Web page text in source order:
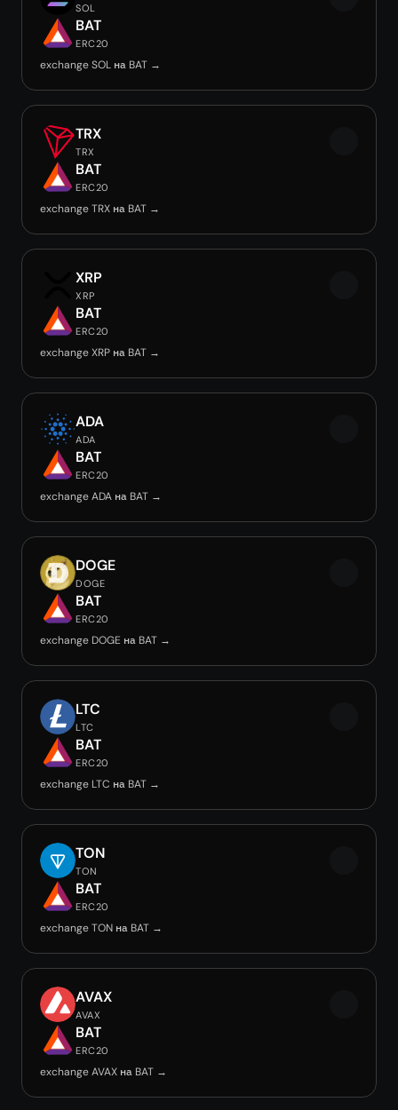
SOL
BAT
ERC20
exchange SOL на BAT →
TRX
TRX
BAT
ERC20
exchange TRX на BAT →
XRP
XRP
BAT
ERC20
exchange XRP на BAT →
ADA
ADA
BAT
ERC20
exchange ADA на BAT →
DOGE
DOGE
BAT
ERC20
exchange DOGE на BAT →
LTC
LTC
BAT
ERC20
exchange LTC на BAT →
TON
TON
BAT
ERC20
exchange TON на BAT →
AVAX
AVAX
BAT
ERC20
exchange AVAX на BAT →